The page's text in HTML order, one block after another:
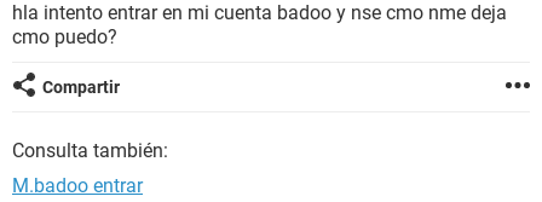
hla intento entrar en mi cuenta badoo y nse cmo nme deja
cmo puedo?
Compartir
Consulta también:
M.badoo entrar